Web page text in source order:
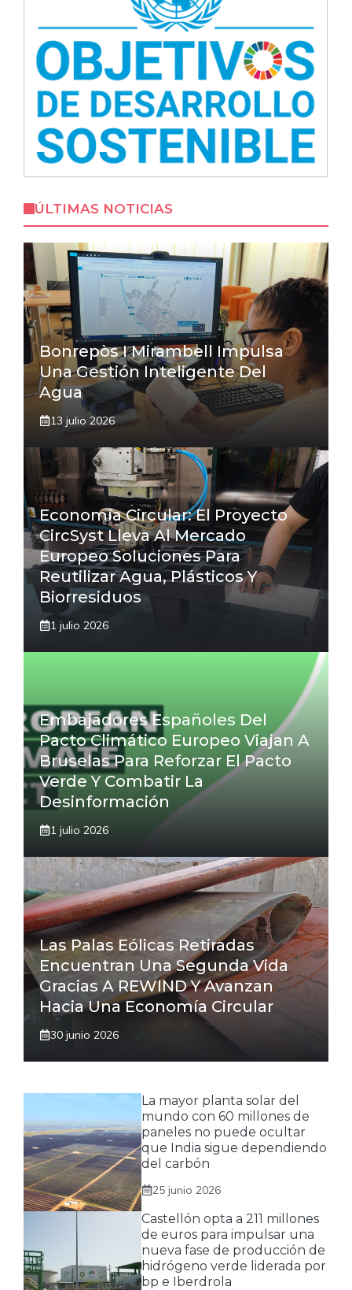
ÚLTIMAS NOTICIAS
Bonrepòs I Mirambell Impulsa
Una Gestión Inteligente Del
Agua
13 julio 2026
Economía Circular: El Proyecto
CircSyst Lleva Al Mercado
Europeo Soluciones Para
Reutilizar Agua, Plásticos Y
Biorresiduos
1 julio 2026
Embajadores Españoles Del
Pacto Climático Europeo Viajan A
Bruselas Para Reforzar El Pacto
Verde Y Combatir La
Desinformación
1 julio 2026
Las Palas Eólicas Retiradas
Encuentran Una Segunda Vida
Gracias A REWIND Y Avanzan
Hacia Una Economía Circular
30 junio 2026
La mayor planta solar del
mundo con 60 millones de
paneles no puede ocultar
que India sigue dependiendo
del carbón
25 junio 2026
Castellón opta a 211 millones
de euros para impulsar una
nueva fase de producción de
hidrógeno verde liderada por
bp e Iberdrola